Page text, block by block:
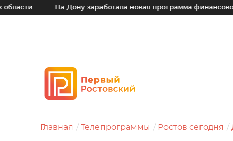
На Дону заработала новая программа финансовой
Главная Телепрограммы Ростов сегодня